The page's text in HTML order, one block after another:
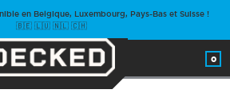
en Belgique, Luxembourg, Pays-Bas et Suisse !
🇧🇪 🇱🇺 🇳🇱 🇨🇭
0